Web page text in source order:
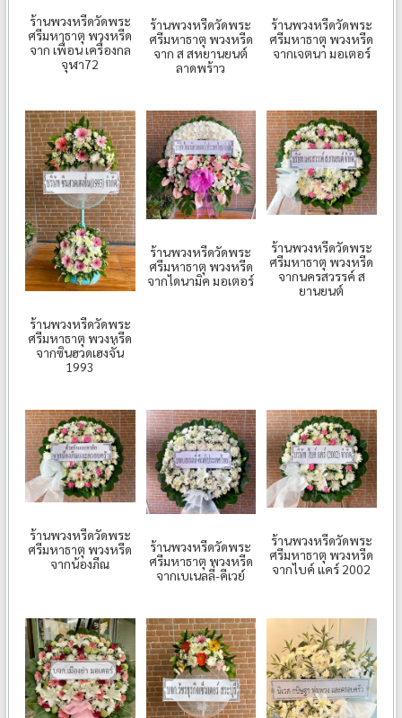
ร้านพวงหรีดวัดพระ
ศรีมหาธาตุ พวงหรีด
จาก เพื่อน เครื่องกล
จุฬา72
ร้านพวงหรีดวัดพระ
ศรีมหาธาตุ พวงหรีด
จาก ส สหยานยนต์
ลาดพร้าว
ร้านพวงหรีดวัดพระ
ศรีมหาธาตุ พวงหรีด
จากเจตนา มอเตอร์
ร้านพวงหรีดวัดพระ
ศรีมหาธาตุ พวงหรีด
จากซินฮวดเฮงจั่น
1993
ร้านพวงหรีดวัดพระ
ศรีมหาธาตุ พวงหรีด
จากไดนามิค มอเตอร์
ร้านพวงหรีดวัดพระ
ศรีมหาธาตุ พวงหรีด
จากนครสวรรค์ ส
ยานยนต์
ร้านพวงหรีดวัดพระ
ศรีมหาธาตุ พวงหรีด
จากน้องภีณ
ร้านพวงหรีดวัดพระ
ศรีมหาธาตุ พวงหรีด
จากเบเนลลี่-คีเวย์
ร้านพวงหรีดวัดพระ
ศรีมหาธาตุ พวงหรีด
จากไบค์ แคร์ 2002